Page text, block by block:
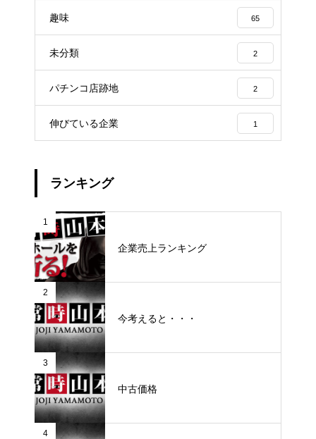
趣味 65
未分類 2
パチンコ店跡地 2
伸びている企業 1
ランキング
1
企業売上ランキング
2
今考えると・・・
3
中古価格
4